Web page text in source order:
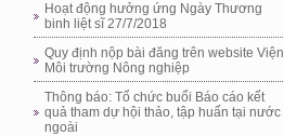
Hoạt động hưởng ứng Ngày Thương
binh liệt sĩ 27/7/2018
Quy định nộp bài đăng trên website Viện
Môi trường Nông nghiệp
Thông báo: Tổ chức buổi Báo cáo kết
quả tham dự hội thảo, tập huấn tại nước
ngoài